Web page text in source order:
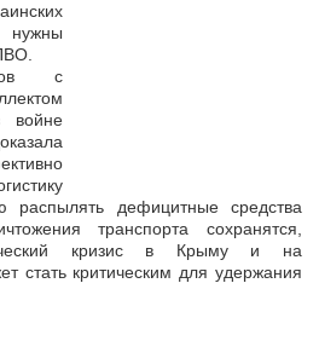
ПВО.
с
войне
распылять дефицитные средства
транспорта сохранятся,
кризис в Крыму и на
стать критическим для удержания